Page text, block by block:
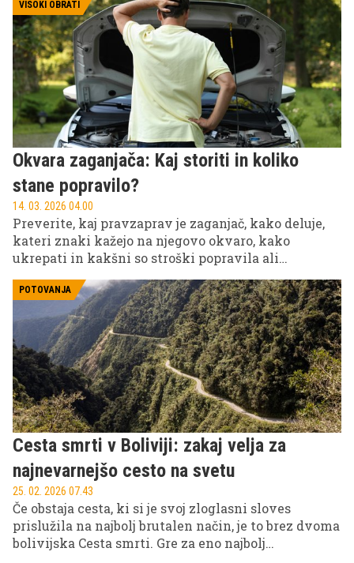
VISOKI OBRATI
Okvara zaganjača: Kaj storiti in koliko
stane popravilo?
14. 03. 2026 04.00
Preverite, kaj pravzaprav je zaganjač, kako deluje,
kateri znaki kažejo na njegovo okvaro, kako
ukrepati in kakšni so stroški popravila ali
POTOVANJA
Cesta smrti v Boliviji: zakaj velja za
najnevarnejšo cesto na svetu
25. 02. 2026 07.43
Če obstaja cesta, ki si je svoj zloglasni sloves
prislužila na najbolj brutalen način, je to brez dvoma
bolivijska Cesta smrti. Gre za eno najbolj